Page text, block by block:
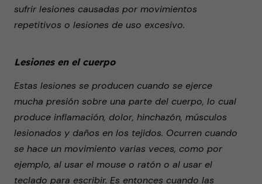
sufrir lesiones causadas por movimientos
repetitivos o lesiones de uso excesivo.
Lesiones en el cuerpo
Estas lesiones se producen cuando se ejerce
mucha presión sobre una parte del cuerpo, lo cual
produce inflamación, dolor, hinchazón, músculos
lesionados y daños en los tejidos. Ocurren cuando
se hace un movimiento varias veces, como por
ejemplo, al usar el mouse o ratón o al usar el
teclado para escribir. Es entonces cuando las